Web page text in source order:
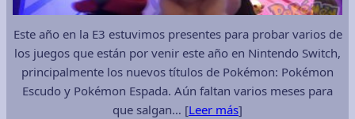
Este año en la E3 estuvimos presentes para probar varios de
los juegos que están por venir este año en Nintendo Switch,
principalmente los nuevos títulos de Pokémon: Pokémon
Escudo y Pokémon Espada. Aún faltan varios meses para
que salgan… [Leer más]